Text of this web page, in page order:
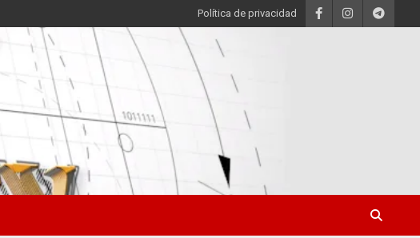
Política de privacidad